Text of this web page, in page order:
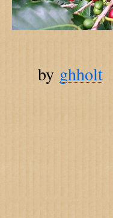
by ghholt